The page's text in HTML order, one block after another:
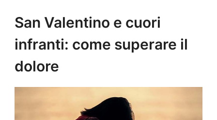
San Valentino e cuori
infranti: come superare il
dolore